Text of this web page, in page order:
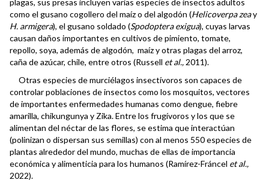
como el gusano cogollero del maíz o del algodón (Helicoverpa zeay
H. armigera), el gusano soldado (Spodoptera exigua), cuyas larvas
causan daños importantes en cultivos de pimiento, tomate,
repollo, soya, además de algodón, maíz y otras plagas del arroz,
caña de azúcar, chile, entre otros (Russell et al., 2011).
Otras especies de murciélagos insectívoros son capaces de
controlar poblaciones de insectos como los mosquitos, vectores
de importantes enfermedades humanas como dengue, fiebre
amarilla, chikungunya y Zika. Entre los frugívoros y los que se
alimentan del néctar de las flores, se estima que interactúan
(polinizan o dispersan sus semillas) con al menos 550 especies de
plantas alrededor del mundo, muchas de ellas de importancia
económica y alimenticia para los humanos (Ramírez-Fráncel et al.,
2022).